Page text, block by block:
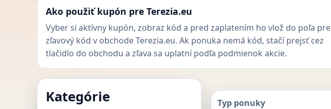
Ako použiť kupón pre Terezia.eu
Vyber si aktívny kupón, zobraz kód a pred zaplatením ho vlož do poľa pre
zľavový kód v obchode Terezia.eu. Ak ponuka nemá kód, stačí prejsť cez
tlačidlo do obchodu a zľava sa uplatní podľa podmienok akcie.
Kategórie
Typ ponuky